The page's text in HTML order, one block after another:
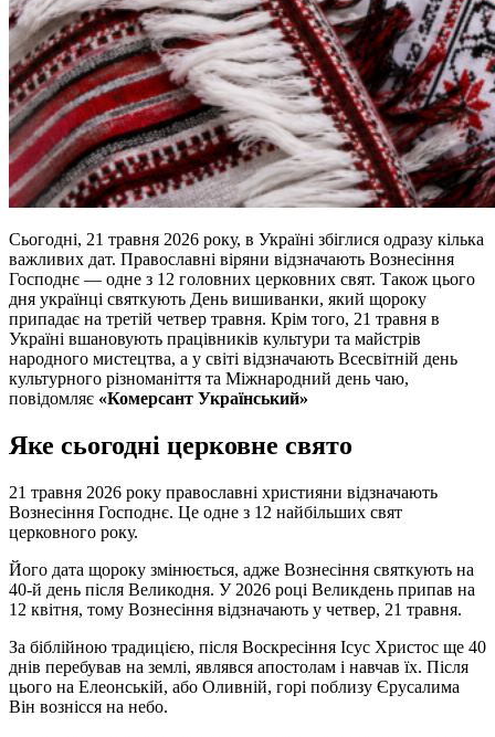
Сьогодні, 21 травня 2026 року, в Україні збіглися одразу кілька
важливих дат. Православні віряни відзначають Вознесіння
Господнє — одне з 12 головних церковних свят. Також цього
дня українці святкують День вишиванки, який щороку
припадає на третій четвер травня. Крім того, 21 травня в
Україні вшановують працівників культури та майстрів
народного мистецтва, а у світі відзначають Всесвітній день
культурного різноманіття та Міжнародний день чаю,
повідомляє «Комерсант Український»
Яке сьогодні церковне свято
21 травня 2026 року православні християни відзначають
Вознесіння Господнє. Це одне з 12 найбільших свят
церковного року.
Його дата щороку змінюється, адже Вознесіння святкують на
40-й день після Великодня. У 2026 році Великдень припав на
12 квітня, тому Вознесіння відзначають у четвер, 21 травня.
За біблійною традицією, після Воскресіння Ісус Христос ще 40
днів перебував на землі, являвся апостолам і навчав їх. Після
цього на Елеонській, або Оливній, горі поблизу Єрусалима
Він вознісся на небо.